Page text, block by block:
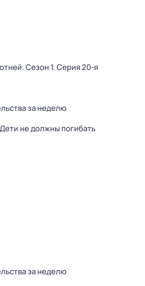
. Сезон 1. Серия 20-я
за неделю
не должны погибать
за неделю